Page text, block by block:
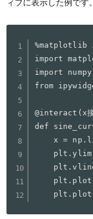
ィブに表示した例です。
%matplotlib
import
import
from
@interact(x
def
x =